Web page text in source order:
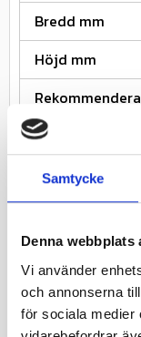
Samtycke
Denna webbplats
Vi använder
och annonserna
för sociala medier
Bredd mm
Höjd mm
Fälgbredd
Lufttryck Bar
Lastindex kg (2)
Km/h (2)
Lastindexkod
Speedindexkod